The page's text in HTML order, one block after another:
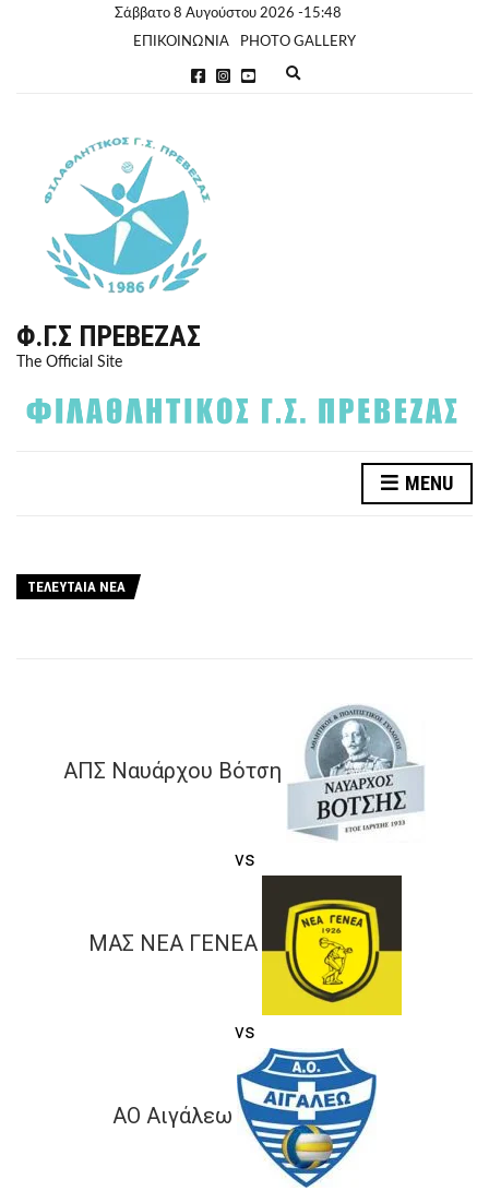
Σάββατο 8 Αυγούστου 2026 -15:48
ΕΠΙΚΟΙΝΩΝΙΑ
PHOTO GALLERY
Φ.Γ.Σ ΠΡΈΒΕΖΑΣ
The Official Site
MENU
ΤΕΛΕΥΤΑΙΑ ΝΕΑ
ΑΠΣ Ναυάρχου Βότση
vs
ΜΑΣ ΝΕΑ ΓΕΝΕΑ
vs
ΑΟ Αιγάλεω